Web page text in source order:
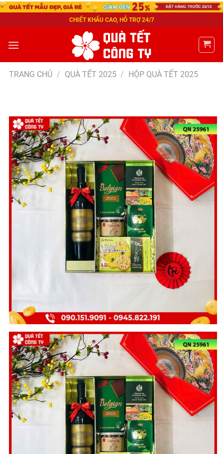
CHIẾT KHẤU CAO, HỖ TRỢ 24/7
TRANG CHỦ / QUÀ TẾT 2025 / HỘP QUÀ TẾT 2025